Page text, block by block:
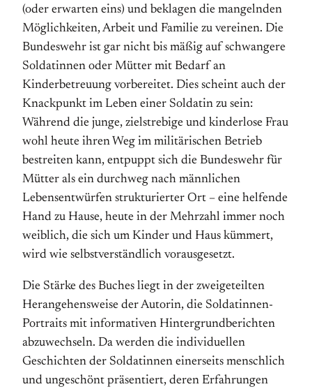
(oder erwarten eins) und beklagen die mangelnden
Möglichkeiten, Arbeit und Familie zu vereinen. Die
Bundeswehr ist gar nicht bis mäßig auf schwangere
Soldatinnen oder Mütter mit Bedarf an
Kinderbetreuung vorbereitet. Dies scheint auch der
Knackpunkt im Leben einer Soldatin zu sein:
Während die junge, zielstrebige und kinderlose Frau
wohl heute ihren Weg im militärischen Betrieb
bestreiten kann, entpuppt sich die Bundeswehr für
Mütter als ein durchweg nach männlichen
Lebensentwürfen strukturierter Ort – eine helfende
Hand zu Hause, heute in der Mehrzahl immer noch
weiblich, die sich um Kinder und Haus kümmert,
wird wie selbstverständlich vorausgesetzt.
Die Stärke des Buches liegt in der zweigeteilten
Herangehensweise der Autorin, die Soldatinnen-
Portraits mit informativen Hintergrundberichten
abzuwechseln. Da werden die individuellen
Geschichten der Soldatinnen einerseits menschlich
und ungeschönt präsentiert, deren Erfahrungen